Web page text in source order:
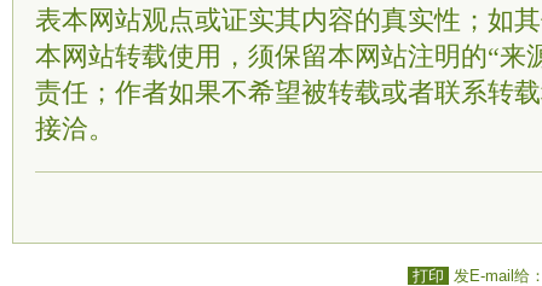
表本网站观点或证实其内容的真实性；如
本网站转载使用，须保留本网站注明的“来
责任；作者如果不希望被转载或者联系转
接洽。
打印 发E-mail给